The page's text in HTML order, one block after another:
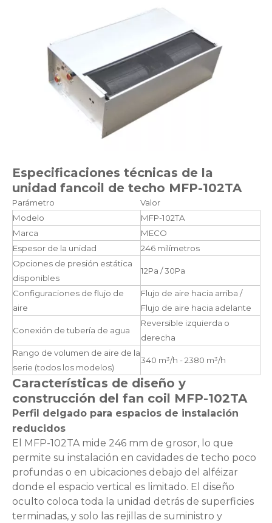
Especificaciones técnicas de la
unidad fancoil de techo MFP-102TA
Parámetro
Valor
Modelo
MFP-102TA
Marca
MECO
Espesor de la unidad
246 milímetros
Opciones de presión estática
disponibles
12Pa / 30Pa
Configuraciones de flujo de
aire
Flujo de aire hacia arriba /
Flujo de aire hacia adelante
Conexión de tubería de agua
Reversible izquierda o
derecha
Rango de volumen de aire de la
serie (todos los modelos)
340 m³/h - 2380 m³/h
Características de diseño y
construcción del fan coil MFP-102TA
Perfil delgado para espacios de instalación
reducidos
El MFP-102TA mide 246 mm de grosor, lo que
permite su instalación en cavidades de techo poco
profundas o en ubicaciones debajo del alféizar
donde el espacio vertical es limitado. El diseño
oculto coloca toda la unidad detrás de superficies
terminadas, y solo las rejillas de suministro y